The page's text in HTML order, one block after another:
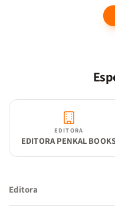
acompanhe a evolução da
longo da sua jornada. Não
EDITORA
EDITORA PENKAL
Editora